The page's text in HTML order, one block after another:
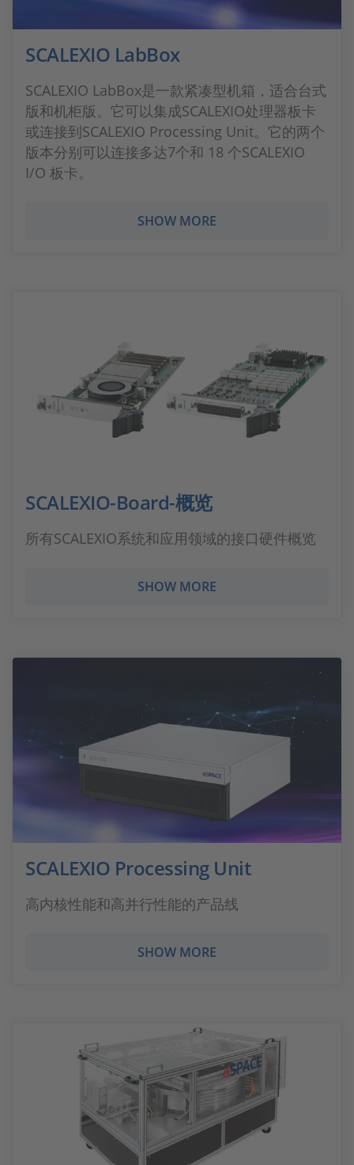
SCALEXIO LabBox
SCALEXIO LabBox是一款紧凑型机箱，适合台式
版和机柜版。它可以集成SCALEXIO处理器板卡
或连接到SCALEXIO Processing Unit。它的两个
版本分别可以连接多达7个和 18 个SCALEXIO
I/O 板卡。
SHOW MORE
SCALEXIO-Board-概览
所有SCALEXIO系统和应用领域的接口硬件概览
SHOW MORE
SCALEXIO Processing Unit
高内核性能和高并行性能的产品线
SHOW MORE